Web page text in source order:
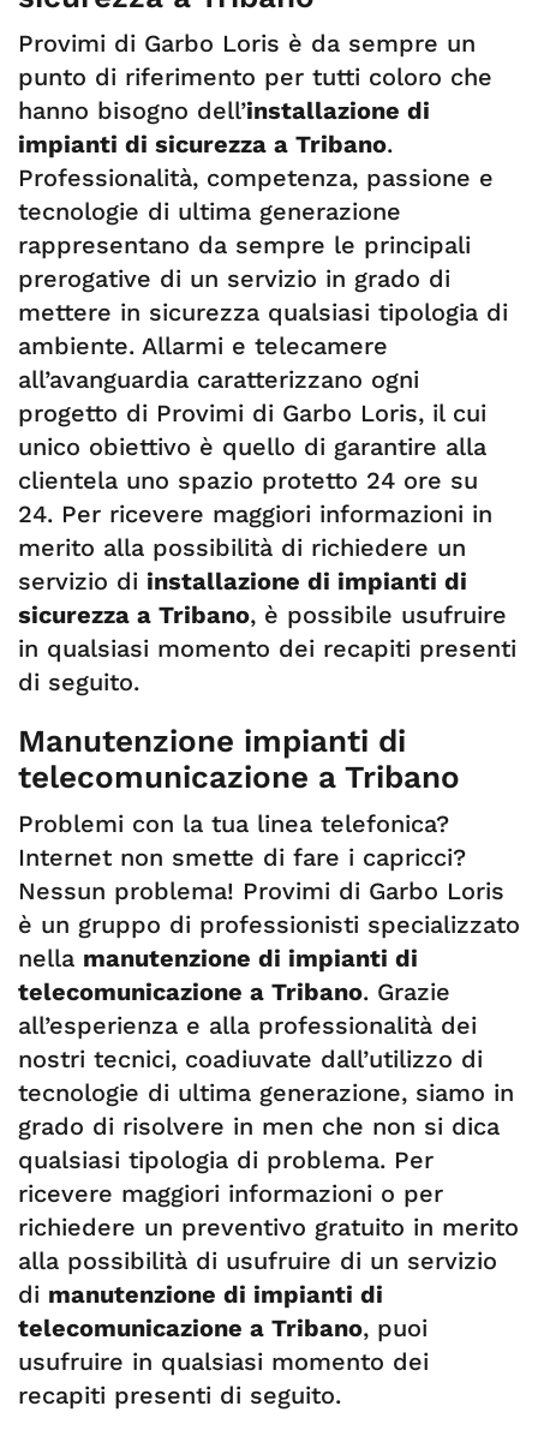
Provimi di Garbo Loris è da sempre un
punto di riferimento per tutti coloro che
hanno bisogno dell’installazione di
impianti di sicurezza a Tribano.
Professionalità, competenza, passione e
tecnologie di ultima generazione
rappresentano da sempre le principali
prerogative di un servizio in grado di
mettere in sicurezza qualsiasi tipologia di
ambiente. Allarmi e telecamere
all’avanguardia caratterizzano ogni
progetto di Provimi di Garbo Loris, il cui
unico obiettivo è quello di garantire alla
clientela uno spazio protetto 24 ore su
24. Per ricevere maggiori informazioni in
merito alla possibilità di richiedere un
servizio di installazione di impianti di
sicurezza a Tribano, è possibile usufruire
in qualsiasi momento dei recapiti presenti
di seguito.
Manutenzione impianti di
telecomunicazione a Tribano
Problemi con la tua linea telefonica?
Internet non smette di fare i capricci?
Nessun problema! Provimi di Garbo Loris
è un gruppo di professionisti specializzato
nella manutenzione di impianti di
telecomunicazione a Tribano. Grazie
all’esperienza e alla professionalità dei
nostri tecnici, coadiuvate dall’utilizzo di
tecnologie di ultima generazione, siamo in
grado di risolvere in men che non si dica
qualsiasi tipologia di problema. Per
ricevere maggiori informazioni o per
richiedere un preventivo gratuito in merito
alla possibilità di usufruire di un servizio
di manutenzione di impianti di
telecomunicazione a Tribano, puoi
usufruire in qualsiasi momento dei
recapiti presenti di seguito.